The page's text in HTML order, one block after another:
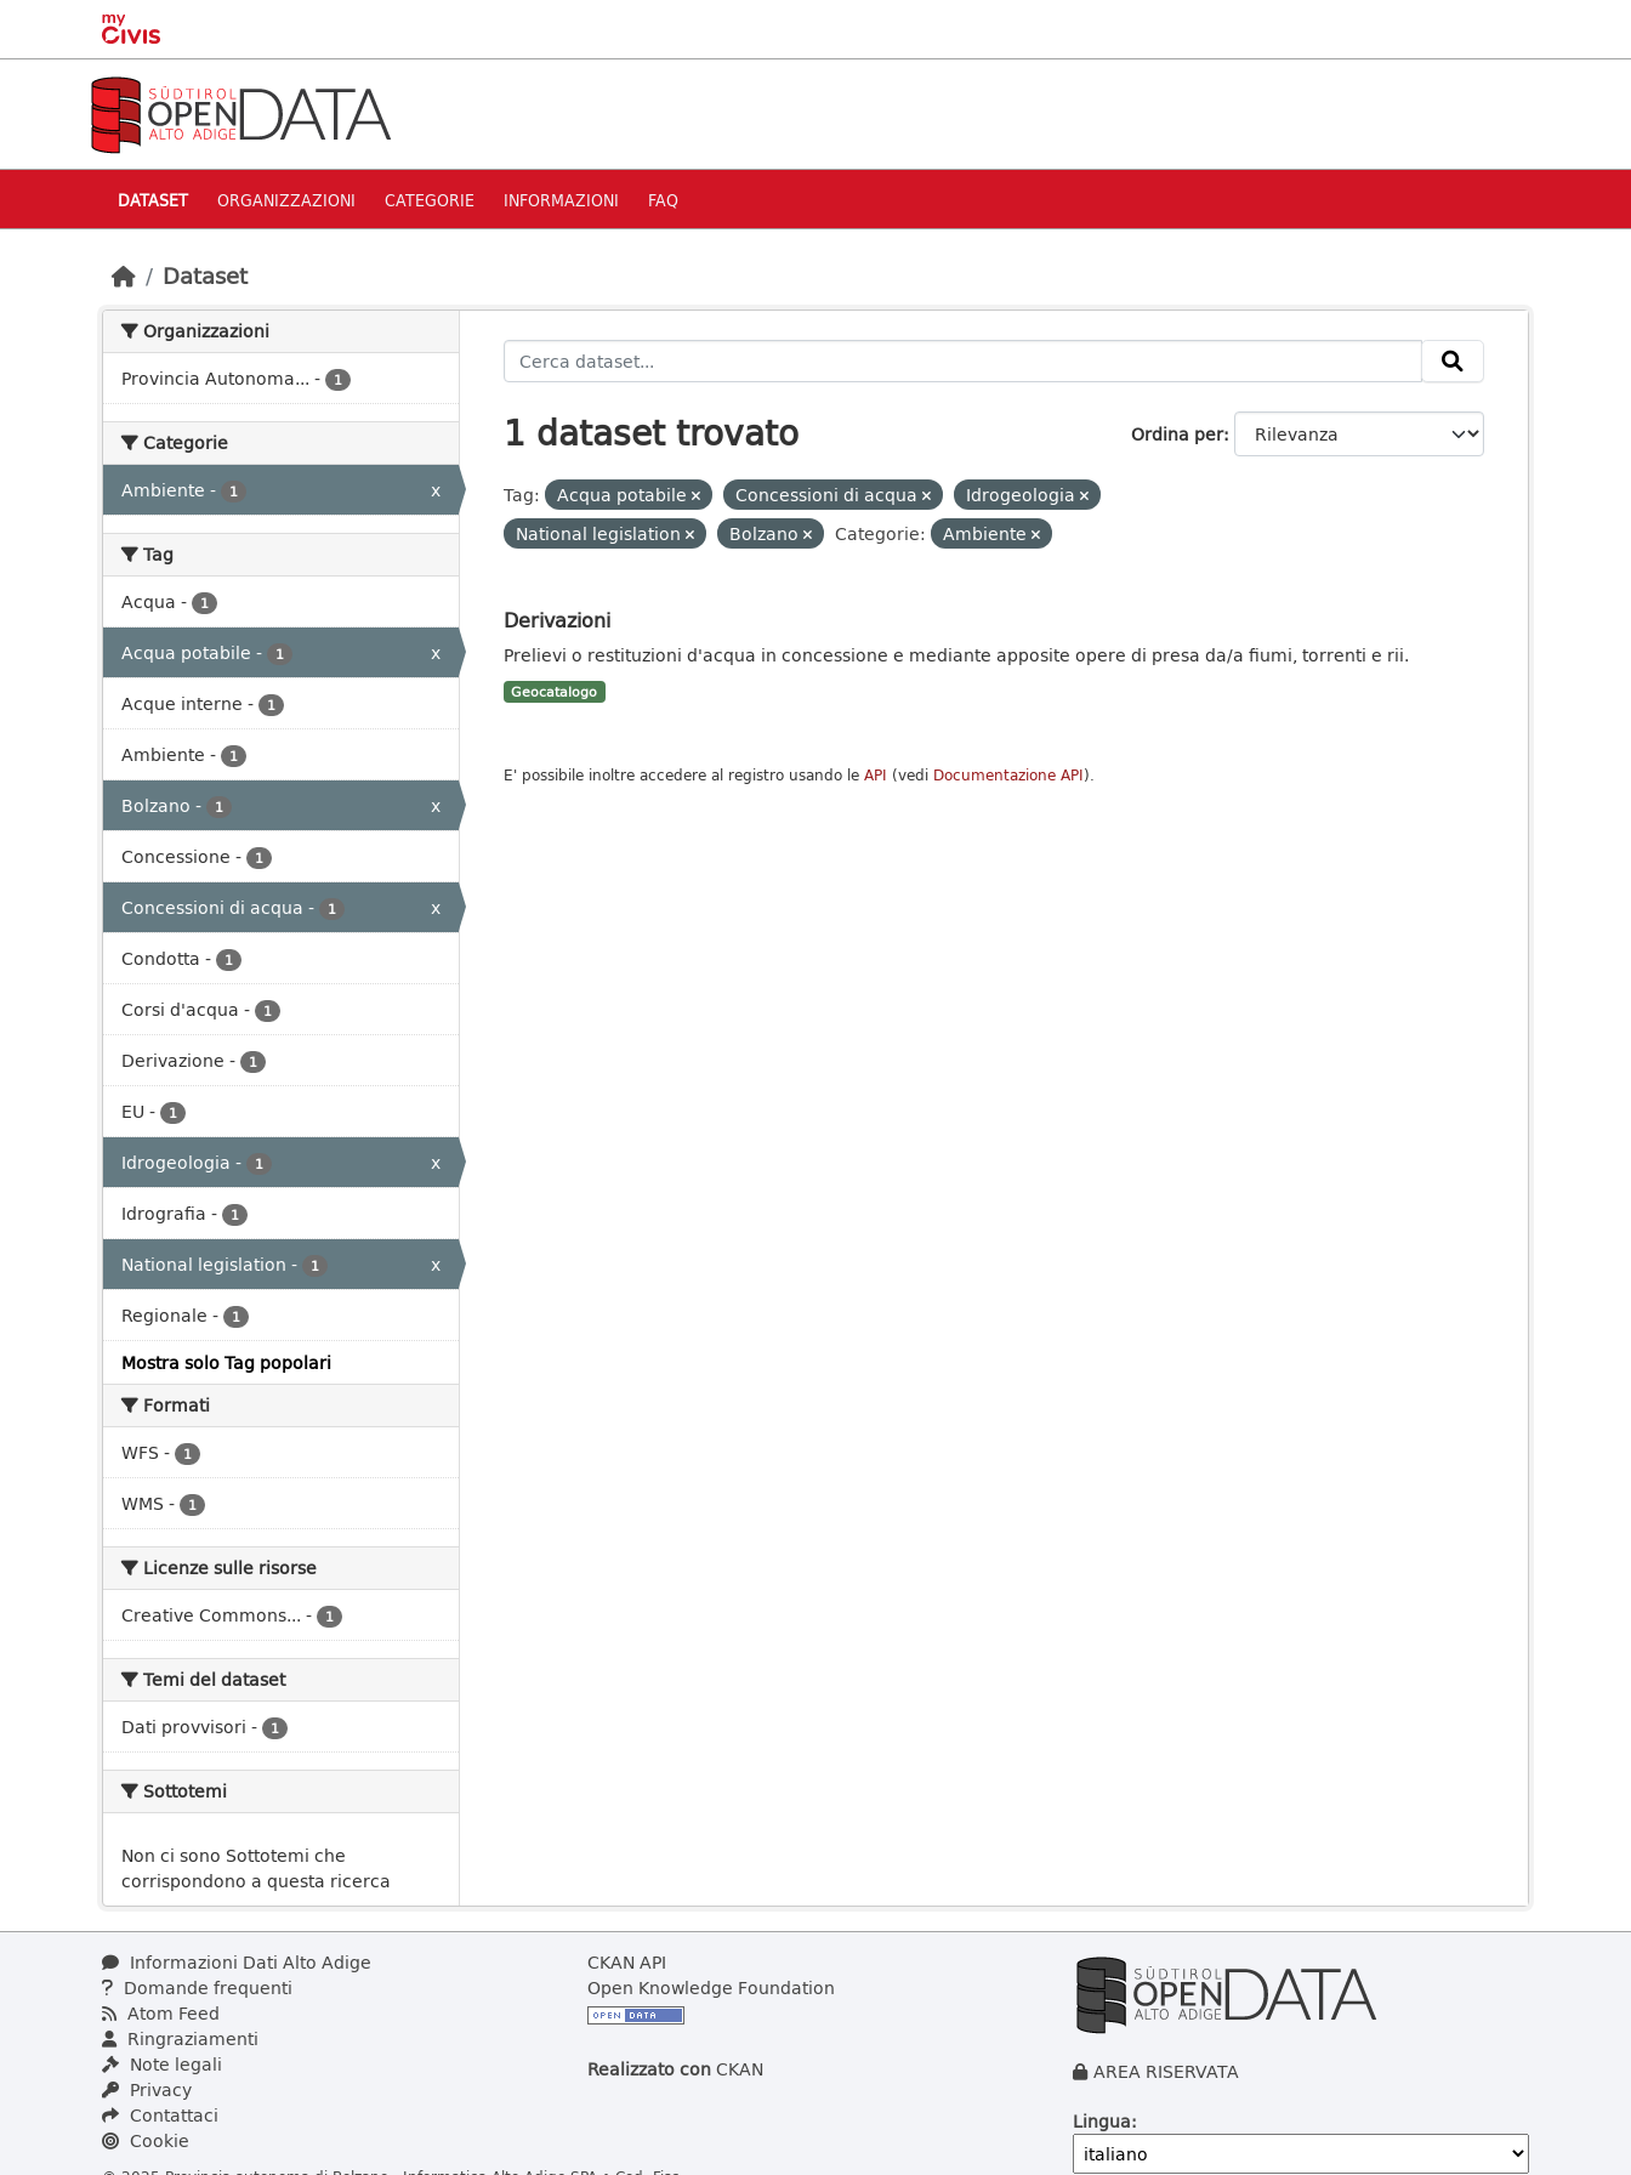
Skip to main content
DATASET ORGANIZZAZIONI CATEGORIE INFORMAZIONI FAQ
Dataset
Organizzazioni
Provincia Autonoma... - 1
Categorie
Ambiente - 1 x
Tag
Acqua - 1
Acqua potabile - 1
x
Acque interne - 1
Ambiente - 1
Bolzano - 1
x
Concessione - 1
Concessioni di acqua - 1
x
Condotta - 1
Corsi d'acqua - 1
Derivazione - 1
EU - 1
Idrogeologia - 1
x
Idrografia - 1
National legislation - 1
x
Regionale - 1
Mostra solo Tag popolari
Formati
WFS - 1
WMS - 1
Licenze sulle risorse
Creative Commons... - 1
Temi del dataset
Dati provvisori - 1
Sottotemi
Non ci sono Sottotemi che
corrispondono a questa ricerca
Ordina per
1 dataset trovato
Tag: Acqua potabile Concessioni di acqua
Idrogeologia
National legislation
Bolzano Categorie: Ambiente
Derivazioni
Prelievi o restituzioni d'acqua in concessione e mediante apposite opere di presa da/a fiumi, torrenti e rii.
Geocatalogo
E' possibile inoltre accedere al registro usando le API (vedi Documentazione API).
Informazioni Dati Alto Adige
Domande frequenti
Atom Feed
Ringraziamenti
Note legali
Privacy
Contattaci
Cookie
CKAN API
Open Knowledge Foundation
Realizzato conCKAN
AREA RISERVATA
Lingua